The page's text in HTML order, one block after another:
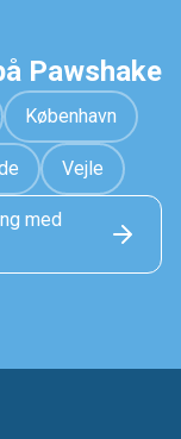
Pawshake
København
Vejle
med